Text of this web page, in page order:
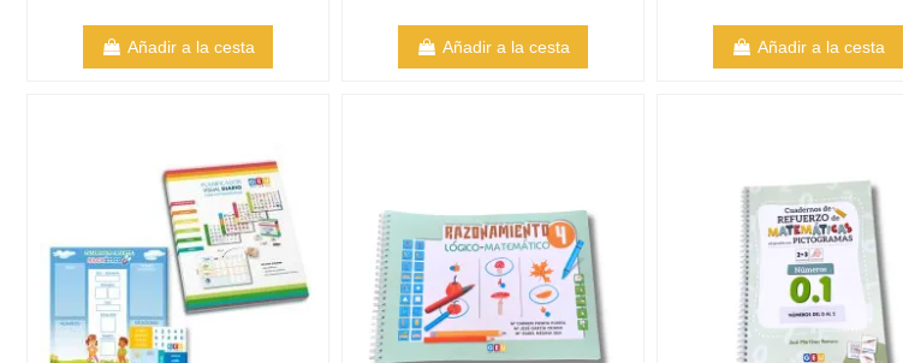
Añadir a la cesta Añadir a la cesta Añadir a la cesta